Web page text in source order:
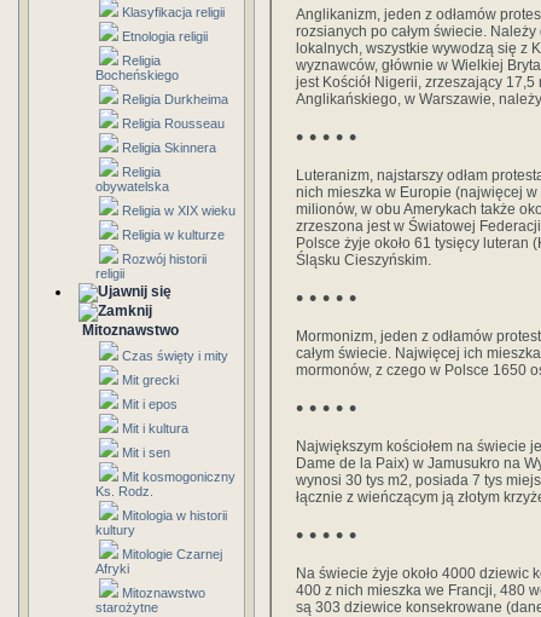
Klasyfikacja religii
Etnologia religii
Religia
Bocheńskiego
Religia Durkheima
Religia Rousseau
Religia Skinnera
Religia
obywatelska
Religia w XIX wieku
Religia w kulturze
Rozwój historii
religii
Mitoznawstwo
Czas święty i mity
Mit grecki
Mit i epos
Mit i kultura
Mit i sen
Mit kosmogoniczny
Ks. Rodz.
Mitologia w historii
kultury
Mitologie Czarnej
Afryki
Mitoznawstwo
starożytne
Anglikanizm, jeden z odłamów
rozsianych po całym świecie.
lokalnych, wszystkie wywodzą się z
wyznawców, głównie w Wielkiej
jest Kościół Nigerii, zrzeszający
Anglikańskiego, w Warszawie,
• • • • •
Luteranizm, najstarszy odłam
nich mieszka w Europie (najwięcej
milionów, w obu Amerykach także
zrzeszona jest w Światowej
Polsce żyje około 61 tysięcy luteran
Śląsku Cieszyńskim.
• • • • •
Mormonizm, jeden z odłamów
całym świecie. Najwięcej ich
mormonów, z czego w Polsce 1650
• • • • •
Największym kościołem na świecie
Dame de la Paix) w Jamusukro na
wynosi 30 tys m2, posiada 7 tys
łącznie z wieńczącym ją złotym
• • • • •
Na świecie żyje około 4000 dziewic
400 z nich mieszka we Francji, 480
są 303 dziewice konsekrowane